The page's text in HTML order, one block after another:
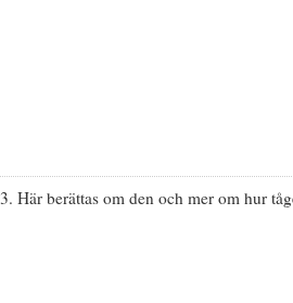
Här berättas om den och mer om hur